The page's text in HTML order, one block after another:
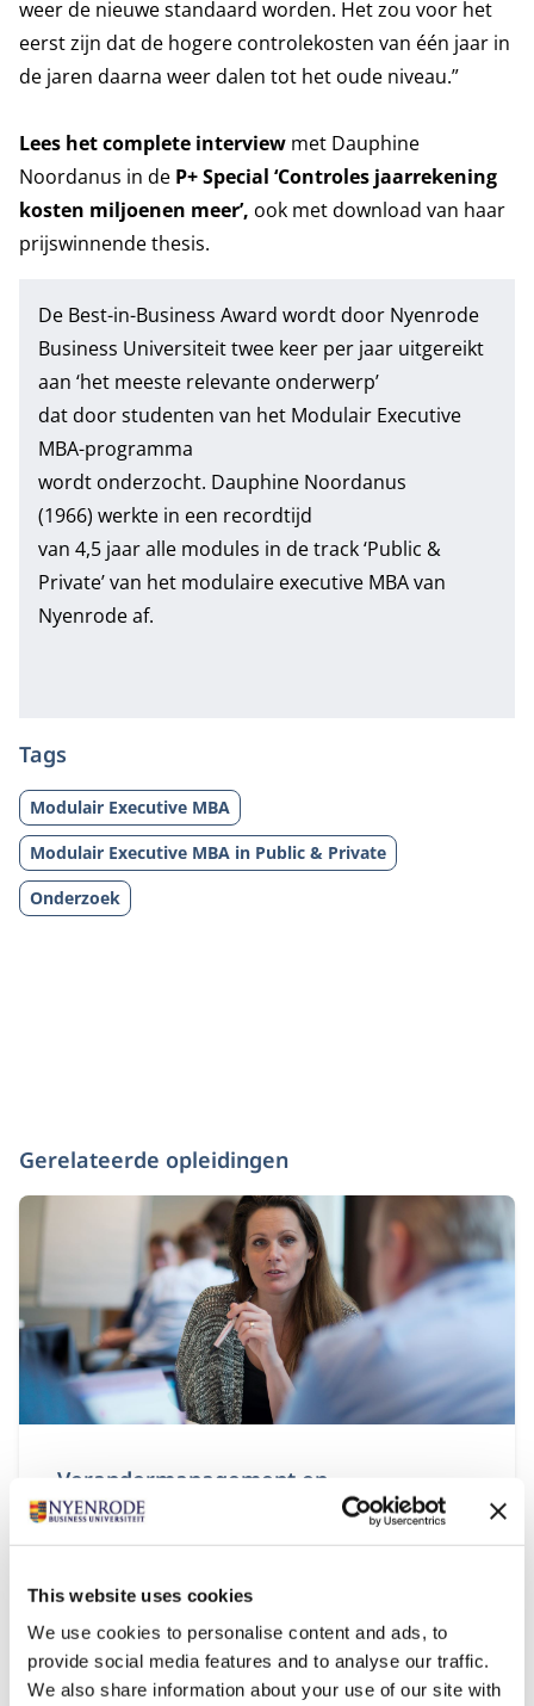
This website uses cookies
We use cookies to personalise content and ads, to
provide social media features and to analyse our traffic.
We also share information about your use of our site with
weer de nieuwe standaard worden. Het zou voor het
eerst zijn dat de hogere controlekosten van één jaar in
de jaren daarna weer dalen tot het oude niveau.”
Lees het complete interview met Dauphine
Noordanus in de P+ Special ‘Controles jaarrekening
kosten miljoenen meer’, ook met download van haar
prijswinnende thesis.
De Best-in-Business Award wordt door Nyenrode
Business Universiteit twee keer per jaar uitgereikt
aan ‘het meeste relevante onderwerp’
dat door studenten van het Modulair Executive
MBA-programma
wordt onderzocht. Dauphine Noordanus
(1966) werkte in een recordtijd
van 4,5 jaar alle modules in detrack ‘Public &
Private’ van het modulaire executive MBA van
Nyenrodeaf.
Tags
Modulair Executive MBA
Modulair Executive MBA in Public & Private
Onderzoek
Gerelateerde opleidingen
Verandermanagement en
Organisatieontwikkeling
Nederlands
Locatie:
Breukelen